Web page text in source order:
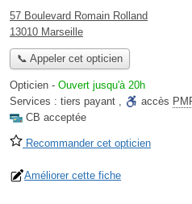
57 Boulevard Romain Rolland
13010 Marseille
📞 Appeler cet opticien
Opticien - Ouvert jusqu'à 20h
Services : tiers payant , accès
CB acceptée
Recommander cet opticien
Améliorer cette fiche